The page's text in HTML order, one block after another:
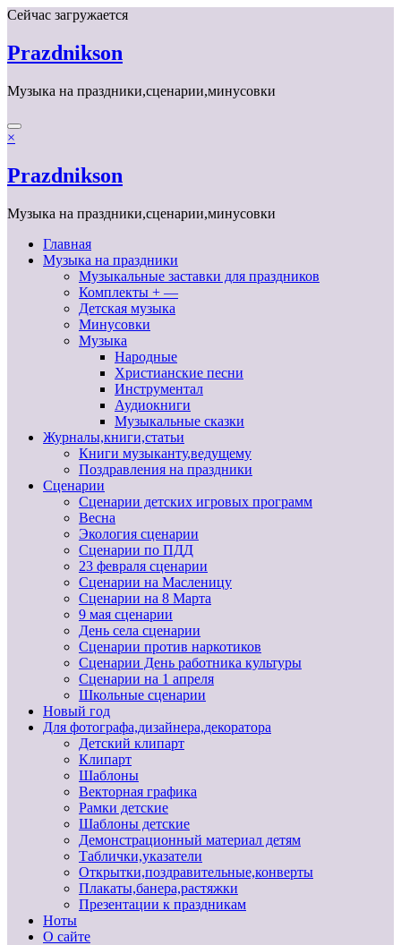
Перейти
содержимому
Сейчас загружается
Prazdnikson
Музыка на праздники,сценарии,минусовки
×
Prazdnikson
Музыка на праздники,сценарии,минусовки
Главная
Музыка на праздники
Музыкальные заставки для праздников
Комплекты + —
Детская музыка
Минусовки
Музыка
Народные
Христианские песни
Инструментал
Аудиокниги
Музыкальные сказки
Журналы,книги,статьи
Книги музыканту,ведущему
Поздравления на праздники
Сценарии
Сценарии детских игровых программ
Весна
Экология сценарии
Сценарии по ПДД
23 февраля сценарии
Сценарии на Масленицу
Сценарии на 8 Марта
9 мая сценарии
День села сценарии
Сценарии против наркотиков
Сценарии День работника культуры
Сценарии на 1 апреля
Школьные сценарии
Новый год
Для фотографа,дизайнера,декоратора
Детский клипарт
Клипарт
Шаблоны
Векторная графика
Рамки детские
Шаблоны детские
Демонстрационный материал детям
Таблички,указатели
Открытки,поздравительные,конверты
Плакаты,банера,растяжки
Презентации к праздникам
Ноты
О сайте